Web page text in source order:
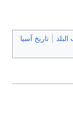
تاريخ آسيا